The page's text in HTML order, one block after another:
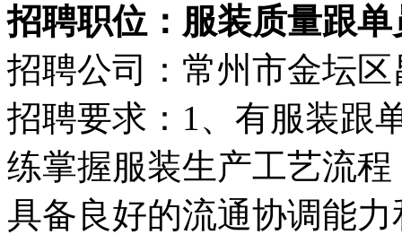
招聘职位：服装质量跟单
招聘公司：常州市金坛
招聘要求：1、有服装跟
练掌握服装生产工艺流
具备良好的流通协调能